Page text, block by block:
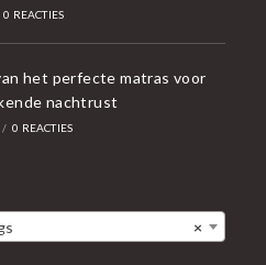
0 REACTIES
het perfecte matras voor
nachtrust
/ 0 REACTIES
×